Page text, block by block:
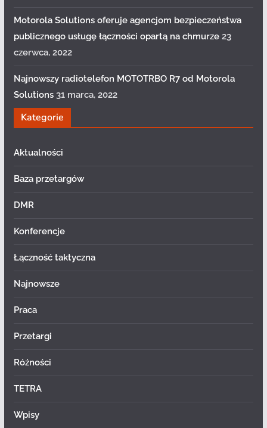
Motorola Solutions oferuje agencjom bezpieczeństwa
publicznego usługę łączności opartą na chmurze 23
czerwca, 2022
Najnowszy radiotelefon MOTOTRBO R7 od Motorola
Solutions 31 marca, 2022
Kategorie
Aktualności
Baza przetargów
DMR
Konferencje
Łączność taktyczna
Najnowsze
Praca
Przetargi
Różności
TETRA
Wpisy